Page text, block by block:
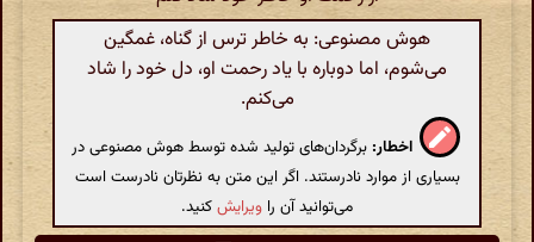
هوش مصنوعی: به خاطر ترس از گناه، غمگین
می‌شوم، اما دوباره با یاد رحمت او، دل خود را شاد
می‌کنم.
اخطار: برگردان‌های تولید شده توسط هوش مصنوعی در
بسیاری از موارد نادرستند. اگر این متن به نظرتان نادرست است
می‌توانید آن را ویرایشکنید.